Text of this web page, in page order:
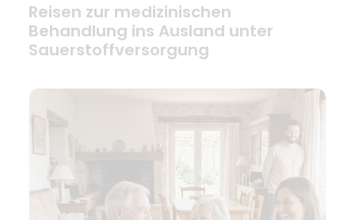
Reisen zur medizinischen
Behandlung ins Ausland unter
Sauerstoffversorgung